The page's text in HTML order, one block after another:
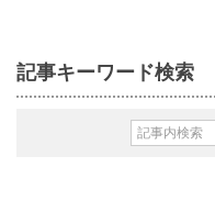
記事キーワード検索